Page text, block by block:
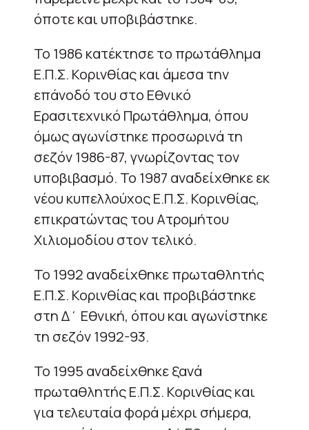
όποτε και υποβιβάστηκε.
Το 1986 κατέκτησε το πρωτάθλημα
Ε.Π.Σ. Κορινθίας και άμεσα την
επάνοδό του στο Εθνικό
Ερασιτεχνικό Πρωτάθλημα, όπου
όμως αγωνίστηκε προσωρινά τη
σεζόν 1986-87, γνωρίζοντας τον
υποβιβασμό. Το 1987 αναδείχθηκε εκ
νέου κυπελλούχος Ε.Π.Σ. Κορινθίας,
επικρατώντας του Ατρομήτου
Χιλιομοδίου στον τελικό.
Το 1992 αναδείχθηκε πρωταθλητής
Ε.Π.Σ. Κορινθίας και προβιβάστηκε
στη Δ΄ Εθνική, όπου και αγωνίστηκε
τη σεζόν 1992-93.
Το 1995 αναδείχθηκε ξανά
πρωταθλητής Ε.Π.Σ. Κορινθίας και
για τελευταία φορά μέχρι σήμερα,